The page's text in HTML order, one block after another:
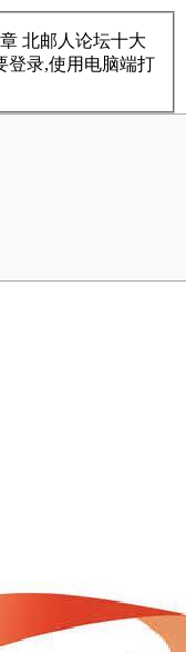
北邮人论坛十大
登录,使用电脑端打